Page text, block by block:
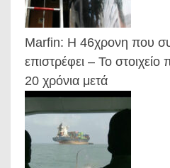
Marfin: Η 46χρονη που
επιστρέφει – Το
20 χρόνια μετά